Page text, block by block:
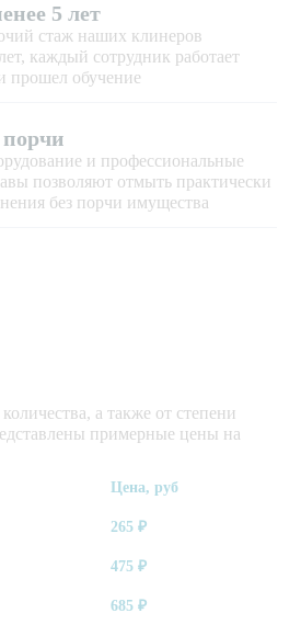
5 лет
стаж наших клинеров
каждый сотрудник работает
прошел обучение
порчи
и профессиональные
позволяют отмыть практически
без порчи имущества
а также от степени
примерные цены на
Цена, руб
265 ₽
475₽
685 ₽